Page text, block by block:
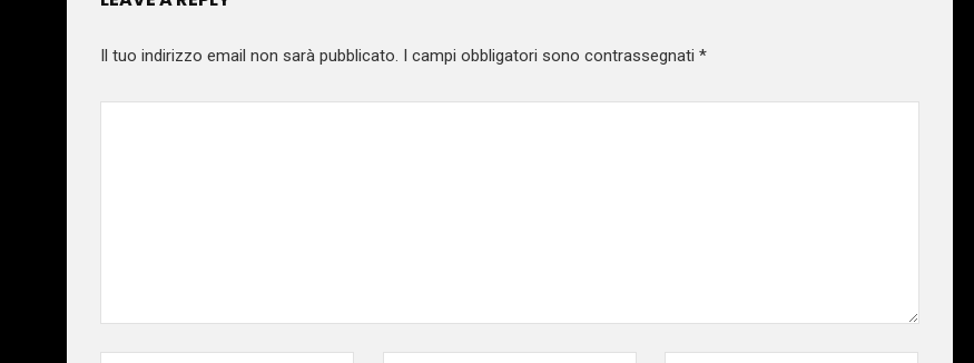
Il tuo indirizzo email non sarà pubblicato. I campi obbligatori sono contrassegnati *